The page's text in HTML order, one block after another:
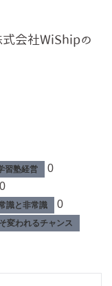
式会社WiShipの
習塾経営 0
0
識と非常識 0
変われるチャンス